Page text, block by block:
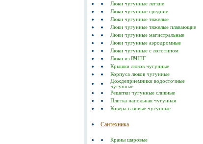
Люки чугунные легкие
Люки чугунные средние
Люки чугунные тяжелые
Люки чугунные тяжелые плавающие
Люки чугунные магистральные
Люки чугунные аэродромные
Люки чугунные с логотипом
Люки из ВЧШГ
Крышки люков чугунные
Корпуса люков чугунные
Дождеприемники водосточные
чугунные
Решетки чугунные сливные
Плитка напольная чугунная
Ковера газовые чугунные
Сантехника
Краны шаровые